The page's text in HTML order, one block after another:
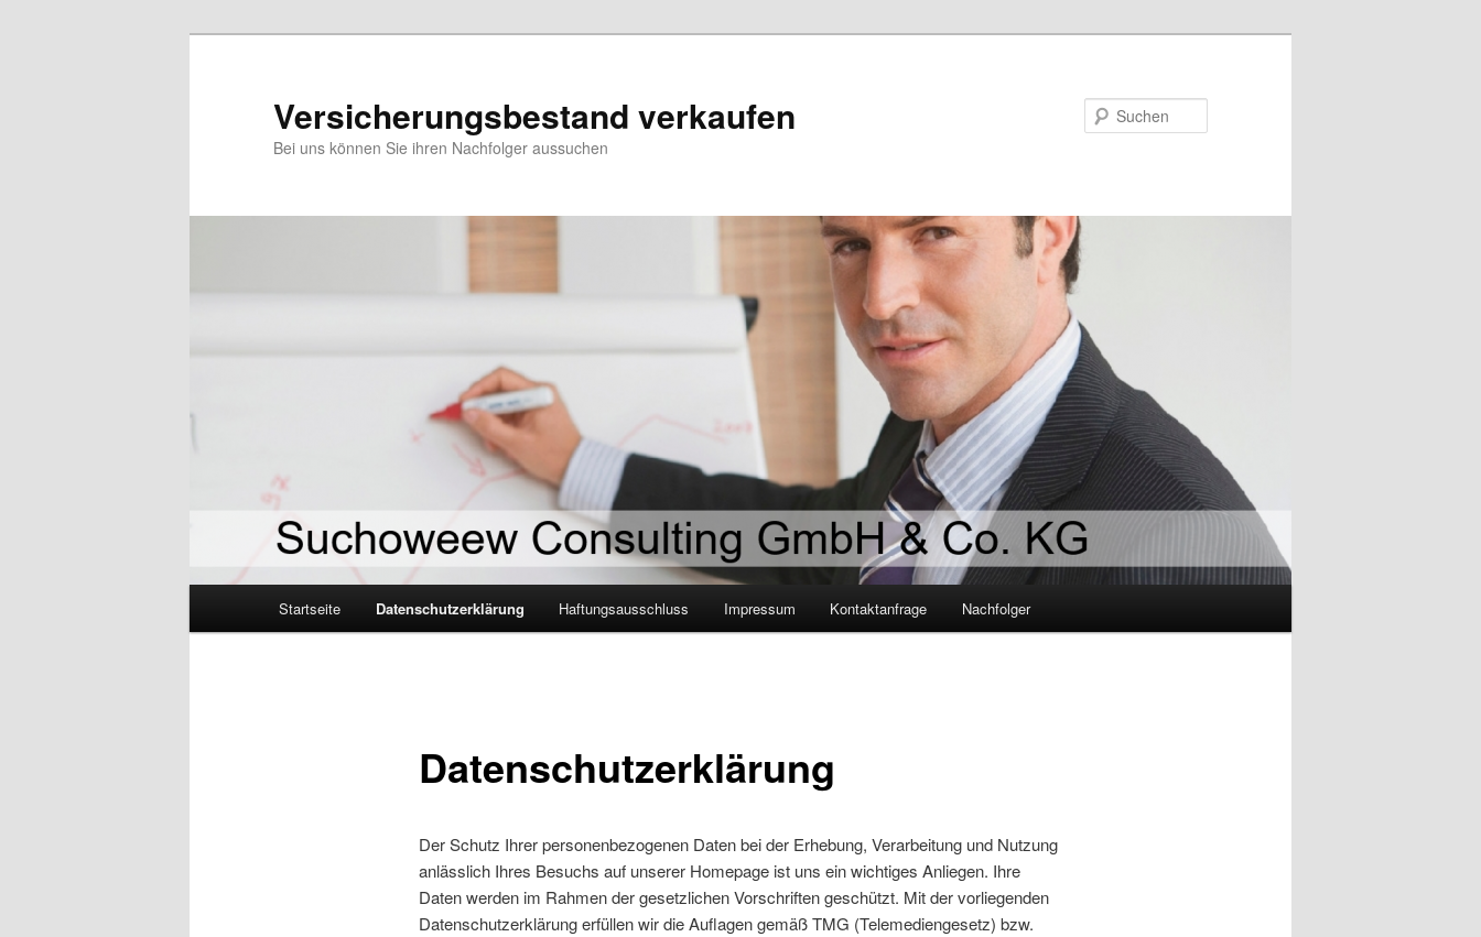
Versicherungsbestand verkaufen
Bei uns können Sie ihren Nachfolger aussuchen
Startseite Datenschutzerklärung Haftungsausschluss Impressum Kontaktanfrage Nachfolger
Datenschutzerklärung
Der Schutz Ihrer personenbezogenen Daten bei der Erhebung, Verarbeitung und Nutzung
anlässlich Ihres Besuchs auf unserer Homepage ist uns ein wichtiges Anliegen. Ihre
Daten werden im Rahmen der gesetzlichen Vorschriften geschützt. Mit der vorliegenden
Datenschutzerklärung erfüllen wir die Auflagen gemäß TMG (Telemediengesetz) bzw.